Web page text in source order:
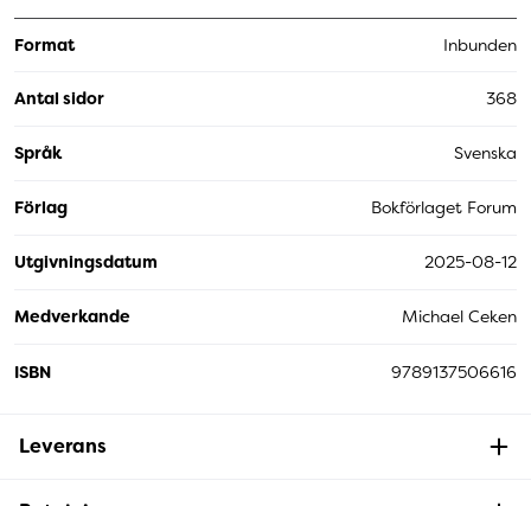
Format Inbunden
Antal sidor 368
Språk Svenska
Förlag Bokförlaget Forum
Utgivningsdatum 2025-08-12
Medverkande Michael Ceken
ISBN 9789137506616
Leverans